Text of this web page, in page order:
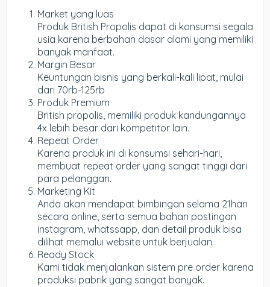
Market yang luas
Produk British Propolis dapat di konsumsi segala
usia karena berbahan dasar alami yang memiliki
banyak manfaat.
Margin Besar
Keuntungan bisnis yang berkali-kali lipat, mulai
dari 70rb-125rb
Produk Premium
British propolis, memiliki produk kandungannya
4x lebih besar dari kompetitor lain.
Repeat Order
Karena produk ini di konsumsi sehari-hari,
membuat repeat order yang sangat tinggi dari
para pelanggan.
Marketing Kit
Anda akan mendapat bimbingan selama 21hari
secara online, serta semua bahan postingan
instagram, whatssapp, dan detail produk bisa
dilihat memalui website untuk berjualan.
Ready Stock
Kami tidak menjalankan sistem pre order karena
produksi pabrik yang sangat banyak.